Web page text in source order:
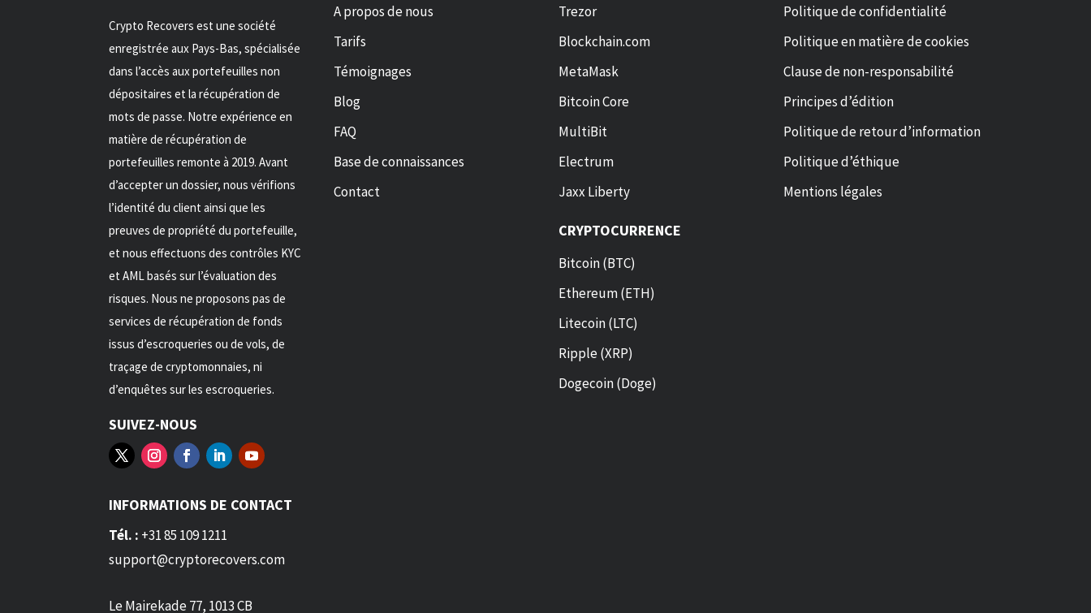
Crypto Recovers est une société
enregistrée aux Pays-Bas, spécialisée
dans l’accès aux portefeuilles non
dépositaires et la récupération de
mots de passe. Notre expérience en
matière de récupération de
portefeuilles remonte à 2019. Avant
d’accepter un dossier, nous vérifions
l’identité du client ainsi que les
preuves de propriété du portefeuille,
et nous effectuons des contrôles KYC
et AML basés sur l’évaluation des
risques. Nous ne proposons pas de
services de récupération de fonds
issus d’escroqueries ou de vols, de
traçage de cryptomonnaies, ni
d’enquêtes sur les escroqueries.
SUIVEZ-NOUS
INFORMATIONS DE CONTACT
Tél. : +31 85 109 1211
support@cryptorecovers.com
Le Mairekade 77, 1013 CB
A propos de nous
Tarifs
Témoignages
Blog
FAQ
Base de connaissances
Contact
Trezor
Blockchain.com
MetaMask
Bitcoin Core
MultiBit
Electrum
Jaxx Liberty
CRYPTOCURRENCE
Bitcoin (BTC)
Ethereum (ETH)
Litecoin (LTC)
Ripple (XRP)
Dogecoin (Doge)
Politique de confidentialité
Politique en matière de cookies
Clause de non-responsabilité
Principes d’édition
Politique de retour d’information
Politique d’éthique
Mentions légales